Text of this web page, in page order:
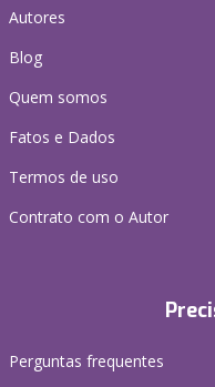
Autores
Blog
Quem somos
Fatos e Dados
Termos de uso
Contrato com o Autor
Perguntas frequentes